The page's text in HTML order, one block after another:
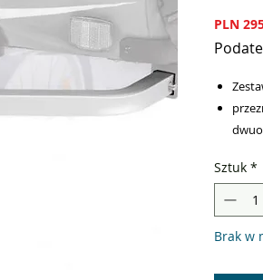
PLN
Zestaw
Sztuk *
Brak w